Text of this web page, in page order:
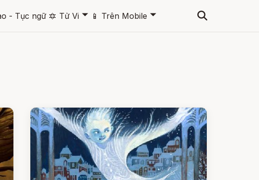
- Tục ngữ 🔯 Tử Vi 🞃 📱 Trên Mobile 🞃